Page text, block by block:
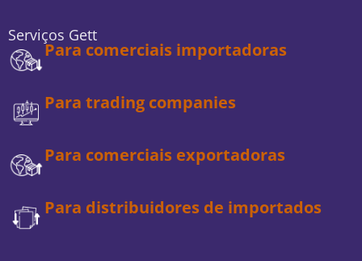
Serviços Gett
Para comerciais importadoras
Para trading companies
Para comerciais exportadoras
Para distribuidores de importados